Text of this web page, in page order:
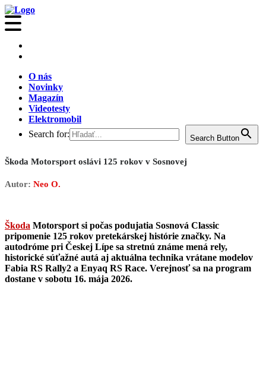
O nás
Novinky
Magazín
Videotesty
Elektromobil
Search for:
Search Button
Škoda Motorsport oslávi 125 rokov v Sosnovej
Autor: Neo O.
Škoda Motorsport si počas podujatia Sosnová Classic
pripomenie 125 rokov pretekárskej histórie značky. Na
autodróme pri Českej Lípe sa stretnú známe mená rely,
historické súťažné autá aj aktuálna technika vrátane modelov
Fabia RS Rally2 a Enyaq RS Race. Verejnosť sa na program
dostane v sobotu 16. mája 2026.